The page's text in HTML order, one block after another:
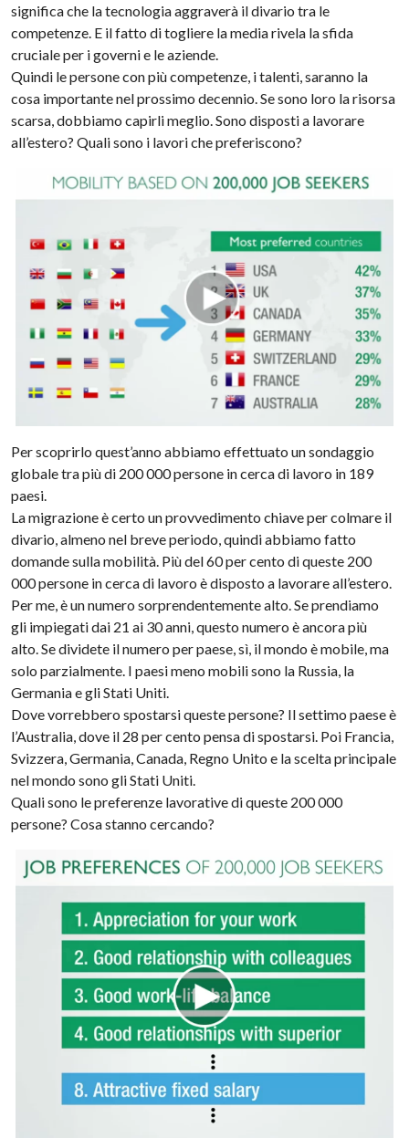
significa che la tecnologia aggraverà il divario tra le
competenze. E il fatto di togliere la media rivela la sfida
cruciale per i governi e le aziende.
Quindi le persone con più competenze, i talenti, saranno la
cosa importante nel prossimo decennio. Se sono loro la risorsa
scarsa, dobbiamo capirli meglio. Sono disposti a lavorare
all’estero? Quali sono i lavori che preferiscono?
Per scoprirlo quest’anno abbiamo effettuato un sondaggio
globale tra più di 200 000 persone in cerca di lavoro in 189
paesi.
La migrazione è certo un provvedimento chiave per colmare il
divario, almeno nel breve periodo, quindi abbiamo fatto
domande sulla mobilità. Più del 60 per cento di queste 200
000 persone in cerca di lavoro è disposto a lavorare all’estero.
Per me, è un numero sorprendentemente alto. Se prendiamo
gli impiegati dai 21 ai 30 anni, questo numero è ancora più
alto. Se dividete il numero per paese, sì, il mondo è mobile, ma
solo parzialmente. I paesi meno mobili sono la Russia, la
Germania e gli Stati Uniti.
Dove vorrebbero spostarsi queste persone? Il settimo paese è
l’Australia, dove il 28 per cento pensa di spostarsi. Poi Francia,
Svizzera, Germania, Canada, Regno Unito e la scelta principale
nel mondo sono gli Stati Uniti.
Quali sono le preferenze lavorative di queste 200 000
persone? Cosa stanno cercando?